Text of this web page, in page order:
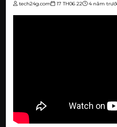
tech24g.com 17 TH06 22 4 năm